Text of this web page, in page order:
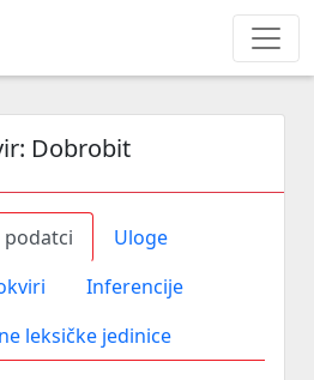
Dobrobit
podatci
Uloge
Inferencije
leksičke jedinice